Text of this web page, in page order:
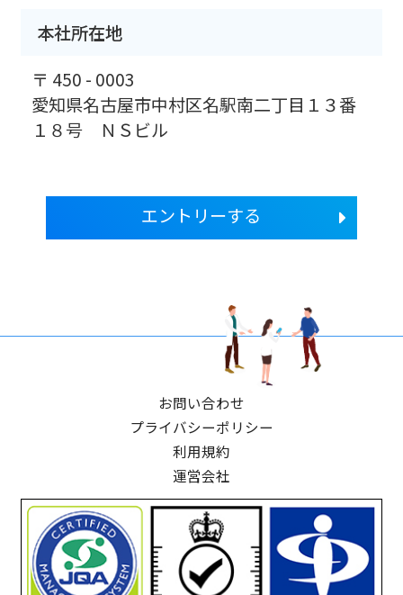
本社所在地
〒 450 - 0003
愛知県名古屋市中村区名駅南二丁目１３番
１８号 ＮＳビル
エントリーする
お問い合わせ
プライバシーポリシー
利用規約
運営会社